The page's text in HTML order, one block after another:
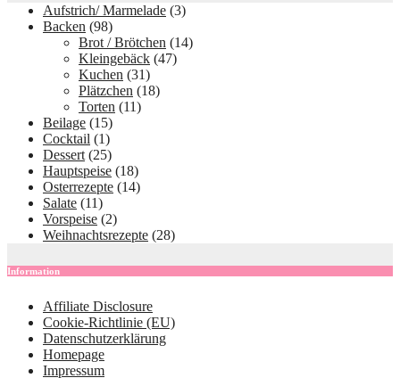
Aufstrich/ Marmelade (3)
Backen (98)
Brot / Brötchen (14)
Kleingebäck (47)
Kuchen (31)
Plätzchen (18)
Torten (11)
Beilage (15)
Cocktail (1)
Dessert(25)
Hauptspeise (18)
Osterrezepte (14)
Salate (11)
Vorspeise (2)
Weihnachtsrezepte (28)
Information
Affiliate Disclosure
Cookie-Richtlinie (EU)
Datenschutzerklärung
Homepage
Impressum